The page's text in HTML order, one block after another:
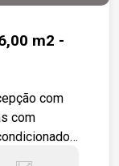
m2 -
com
com